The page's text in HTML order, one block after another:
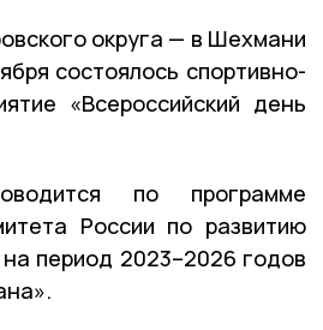
округа — в Шехмани
состоялось спортивно-
«Всероссийский день
по программе
России по развитию
период 2023–2026 годов